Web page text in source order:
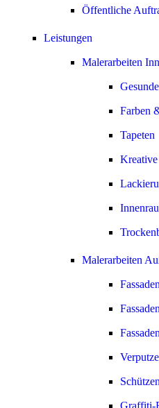
Öffentliche
Leistungen
Malerarbeiten
Farben
Tapeten
Kreative
Malerarbeiten
Graffiti-